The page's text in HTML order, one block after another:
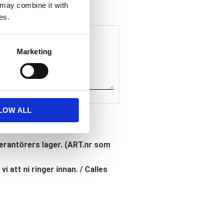
combine it with
Marketing
ALL
lager. (ART.nr som
att ni ringer innan. / Calles